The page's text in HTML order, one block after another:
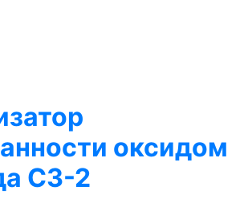
оксидом
СЗ-2